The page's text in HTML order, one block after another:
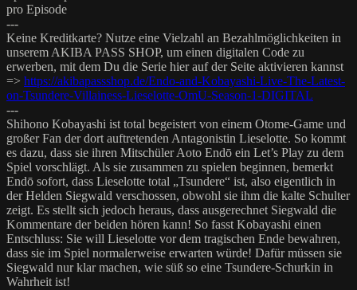
pro Episode
---
Keine Kreditkarte? Nutze eine Vielzahl an Bezahlmöglichkeiten in
unserem AKIBA PASS SHOP, um einen digitalen Code zu
erwerben, mit dem Du die Serie hier auf der Seite aktivieren kannst
=> https://akibapassshop.de/Endo-and-Kobayashi-Live-The-Latest-
on-Tsundere-Villainess-Lieselotte-OmU-Season-1-DIGITAL
---
Shihono Kobayashi ist total begeistert von einem Otome-Game und
großer Fan der dort auftretenden Antagonistin Lieselotte. So kommt
es dazu, dass sie ihren Mitschüler Aoto Endō ein Let’s Play zu dem
Spiel vorschlägt. Als sie zusammen zu spielen beginnen, bemerkt
Endō sofort, dass Lieselotte total „Tsundere“ ist, also eigentlich in
der Helden Siegwald verschossen, obwohl sie ihm die kalte Schulter
zeigt. Es stellt sich jedoch heraus, dass ausgerechnet Siegwald die
Kommentare der beiden hören kann! So fasst Kobayashi einen
Entschluss: Sie will Lieselotte vor dem tragischen Ende bewahren,
dass sie im Spiel normalerweise erwarten würde! Dafür müssen sie
Siegwald nur klar machen, wie süß so eine Tsundere-Schurkin in
Wahrheit ist!